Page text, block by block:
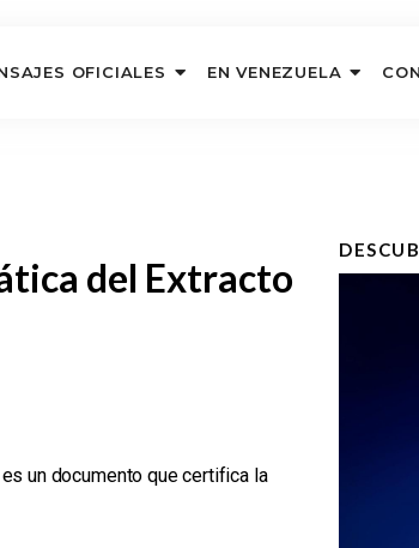
OFICIALES EN VENEZUELA
del Extracto
un documento que certifica la